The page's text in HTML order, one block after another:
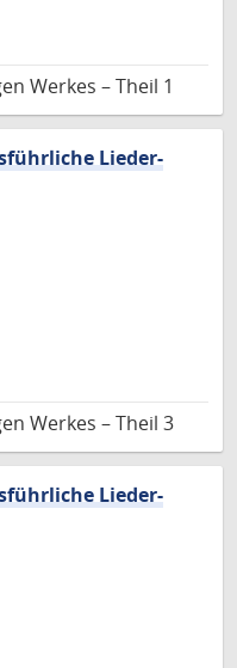
Werkes – Theil 1
Lieder-
Werkes – Theil 3
Lieder-